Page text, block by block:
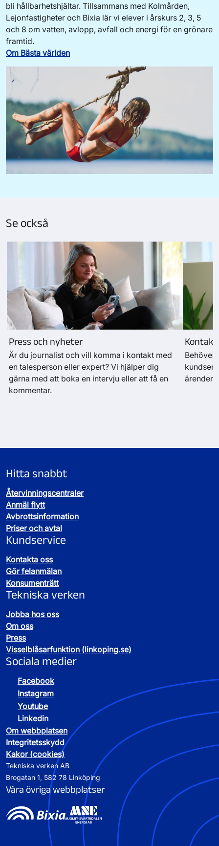
bli hållbarhetshjältar. Tillsammans med Kolmården,
Lejonfastigheter och Bixia lär vi elever i årskurs 2, 3, 5
och 8 om vatten, avlopp, avfall och energi för en grönare
framtid.
Om Bästa världen
Se också
Press och nyheter
Är du journalist och vill komma i kontakt med
en talesperson eller expert? Vi hjälper dig
gärna med att boka en intervju eller att få en
kommentar.
Behöver
ärenden.
Hitta snabbt
Återvinningscentraler
Anmäl flytt
Avbrottsinformation
Priser och avtal
Kundservice
Kontakta oss
Gör felanmälan
Konsumenträtt
Tekniska verken
Jobba hos oss
Om oss
Press
Visselblåsarfunktion (linkoping.se)
Sociala medier
Facebook
Instagram
Youtube
Linkedin
Om webbplatsen
Integritetsskydd
Kakor (cookies)
Tekniska verken AB
Brogatan 1, 582 78 Linköping
Våra övriga webbplatser